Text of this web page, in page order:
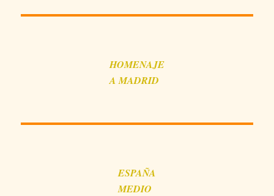
HOMENAJE
A MADRID
ESPAÑA
MEDIO